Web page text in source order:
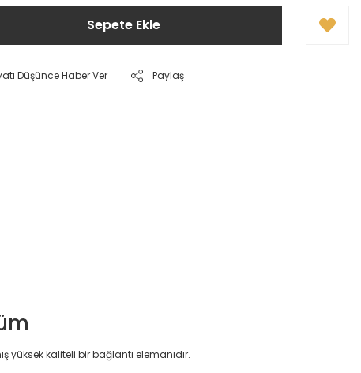
Sepete Ekle
Düşünce Haber Ver Paylaş
kaliteli bir bağlantı elemanıdır.